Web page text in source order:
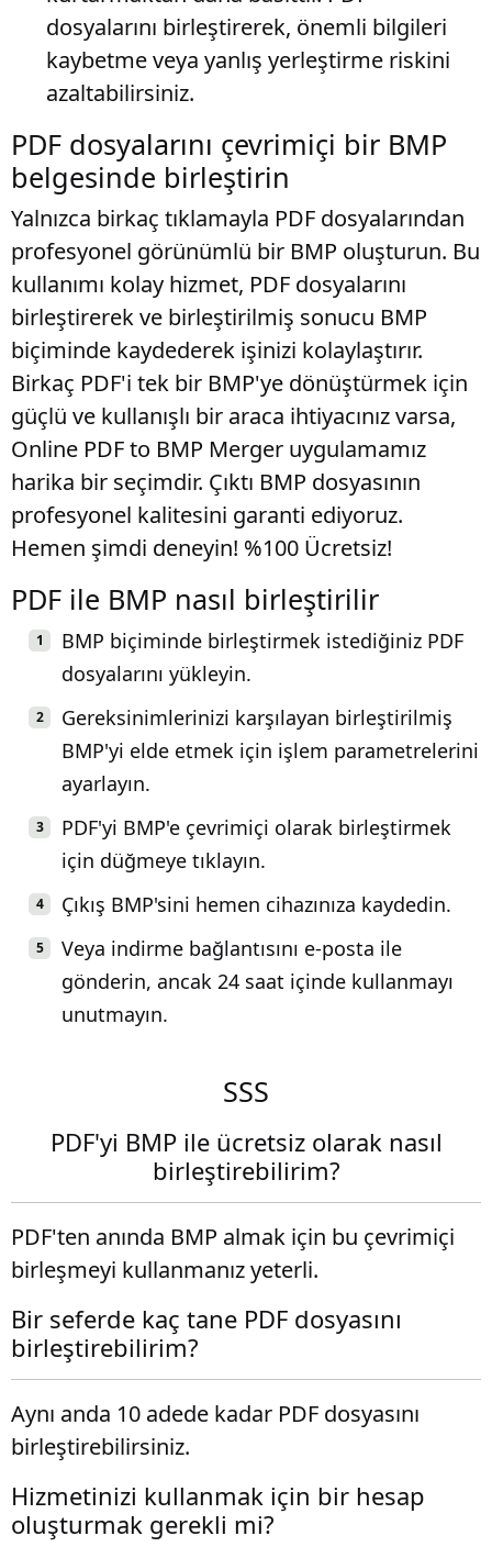
dosyalarını birleştirerek, önemli bilgileri
kaybetme veya yanlış yerleştirme riskini
azaltabilirsiniz.
PDF dosyalarını çevrimiçi bir BMP
belgesinde birleştirin
Yalnızca birkaç tıklamayla PDF dosyalarından
profesyonel görünümlü bir BMP oluşturun. Bu
kullanımı kolay hizmet, PDF dosyalarını
birleştirerek ve birleştirilmiş sonucu BMP
biçiminde kaydederek işinizi kolaylaştırır.
Birkaç PDF'i tek bir BMP'ye dönüştürmek için
güçlü ve kullanışlı bir araca ihtiyacınız varsa,
Online PDF to BMP Merger uygulamamız
harika bir seçimdir. Çıktı BMP dosyasının
profesyonel kalitesini garanti ediyoruz.
Hemen şimdi deneyin! %100 Ücretsiz!
PDF ile BMP nasıl birleştirilir
BMP biçiminde birleştirmek istediğiniz PDF
dosyalarını yükleyin.
Gereksinimlerinizi karşılayan birleştirilmiş
BMP'yi elde etmek için işlem parametrelerini
ayarlayın.
PDF'yi BMP'e çevrimiçi olarak birleştirmek
için düğmeye tıklayın.
Çıkış BMP'sini hemen cihazınıza kaydedin.
Veya indirme bağlantısını e-posta ile
gönderin, ancak 24 saat içinde kullanmayı
unutmayın.
SSS
PDF'yi BMP ile ücretsiz olarak nasıl
birleştirebilirim?
PDF'ten anında BMP almak için bu çevrimiçi
birleşmeyi kullanmanız yeterli.
Bir seferde kaç tane PDF dosyasını
birleştirebilirim?
Aynı anda 10 adede kadar PDF dosyasını
birleştirebilirsiniz.
Hizmetinizi kullanmak için bir hesap
oluşturmak gerekli mi?